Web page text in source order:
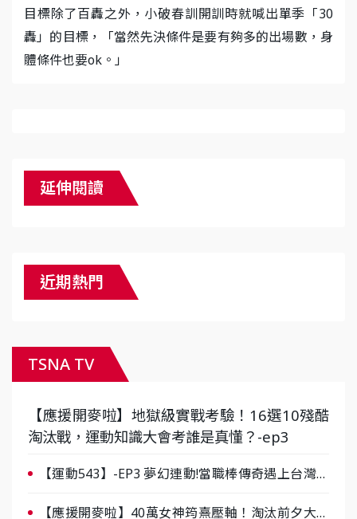
目標除了百轟之外，小破春訓開訓時就喊出單季「30
轟」的目標，「當然先決條件是要有夠多的出場數，身
體條件也要ok。」
延伸閱讀
近期熱門
TSNA TV
【應援開麥啦】地獄級實戰考驗！16選10殘酷
淘汰戰，運動知識大會考誰是真懂？-ep3
【運動543】-EP3 夢幻連動!當職棒傳奇遇上台灣女
【應援開麥啦】40萬女神筠熹壓軸！淘汰前夕大混